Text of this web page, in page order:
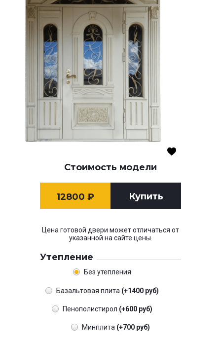
Стоимость модели
12800 ₽ Купить
Цена готовой двери может отличаться от
указанной на сайте цены.
Утепление
Без утепления
Базальтовая плита (+1400 руб)
Пенополистирол (+600 руб)
Минплита (+700 руб)